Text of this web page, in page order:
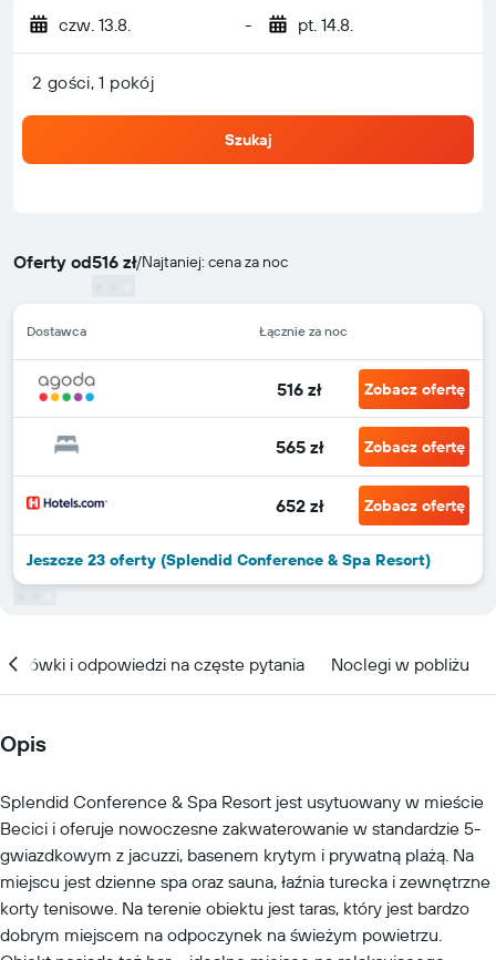
czw. 13.8. - pt. 14.8.
2 gości, 1 pokój
Szukaj
Oferty od516 zł/Najtaniej: cena za noc
Dostawca Łącznie za noc
516 zł Zobacz ofertę
565 zł Zobacz ofertę
652 zł Zobacz ofertę
Jeszcze 23 oferty (Splendid Conference & Spa Resort)
i odpowiedzi na częste pytania Noclegi w pobliżu
Opis
Splendid Conference & Spa Resort jest usytuowany w mieście
Becici i oferuje nowoczesne zakwaterowanie w standardzie 5-
gwiazdkowym z jacuzzi, basenem krytym i prywatną plażą. Na
miejscu jest dzienne spa oraz sauna, łaźnia turecka i zewnętrzne
korty tenisowe. Na terenie obiektu jest taras, który jest bardzo
dobrym miejscem na odpoczynek na świeżym powietrzu.